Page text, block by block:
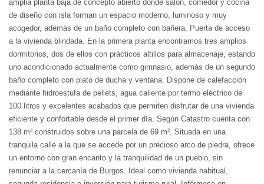
amplia planta baja de concepto abierto donde salón, comedor y cocina
de diseño con isla forman un espacio moderno, luminoso y muy
acogedor, además de un baño completo con bañera. Puerta de acceso
a la vivienda blindada. En la primera planta encontramos tres amplios
dormitorios, dos de ellos con prácticos altillos para almacenaje, estando
uno acondicionado actualmente como gimnasio, además de un segundo
baño completo con plato de ducha y ventana. Dispone de calefacción
mediante hidroestufa de pellets, agua caliente por termo eléctrico de
100 litros y excelentes acabados que permiten disfrutar de una vivienda
eficiente y confortable desde el primer día. Según Catastro cuenta con
138 m² construidos sobre una parcela de 69 m². Situada en una
tranquila calle a la que se accede por un precioso arco de piedra, ofrece
un entorno con gran encanto y la tranquilidad de un pueblo, sin
renunciar a la cercanía de Burgos. Ideal como vivienda habitual,